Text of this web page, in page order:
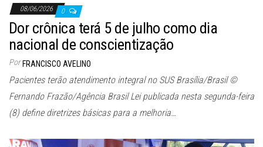
08/06/2026 0
Dor crônica terá 5 de julho como dia
nacional de conscientização
Por FRANCISCO AVELINO
Pacientes terão atendimento integral no SUS Brasília/Brasil ©
Fernando Frazão/Agência Brasil Lei publicada nesta segunda-feira
(8) define diretrizes básicas para a melhoria…